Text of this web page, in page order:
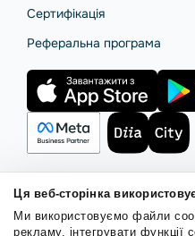
Ця веб-сторінка
Ми використовуємо файли
рекламу, інтегрувати функції
Сертифікація
Реферальна програма
Правила користування
Політика конфіденційності